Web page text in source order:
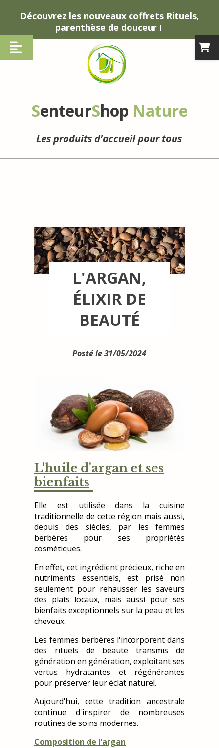
Découvrez les nouveaux coffrets Rituels,
parenthèse de douceur !
SenteurShop Nature
Les produits d'accueil pour tous
L'ARGAN,
ÉLIXIR DE
BEAUTÉ
Posté le 31/05/2024
L'huile d'argan et ses
bienfaits
Elle est utilisée dans la cuisine
traditionnelle de cette région mais aussi,
depuis des siècles, par les femmes
berbères pour ses propriétés
cosmétiques.
En effet, cet ingrédient précieux, riche en
nutriments essentiels, est prisé non
seulement pour rehausser les saveurs
des plats locaux, mais aussi pour ses
bienfaits exceptionnels sur la peau et les
cheveux.
Les femmes berbères l'incorporent dans
des rituels de beauté transmis de
génération en génération, exploitant ses
vertus hydratantes et régénérantes
pour préserver leur éclat naturel.
Aujourd'hui, cette tradition ancestrale
continue d'inspirer de nombreuses
routines de soins modernes.
Composition de l’argan